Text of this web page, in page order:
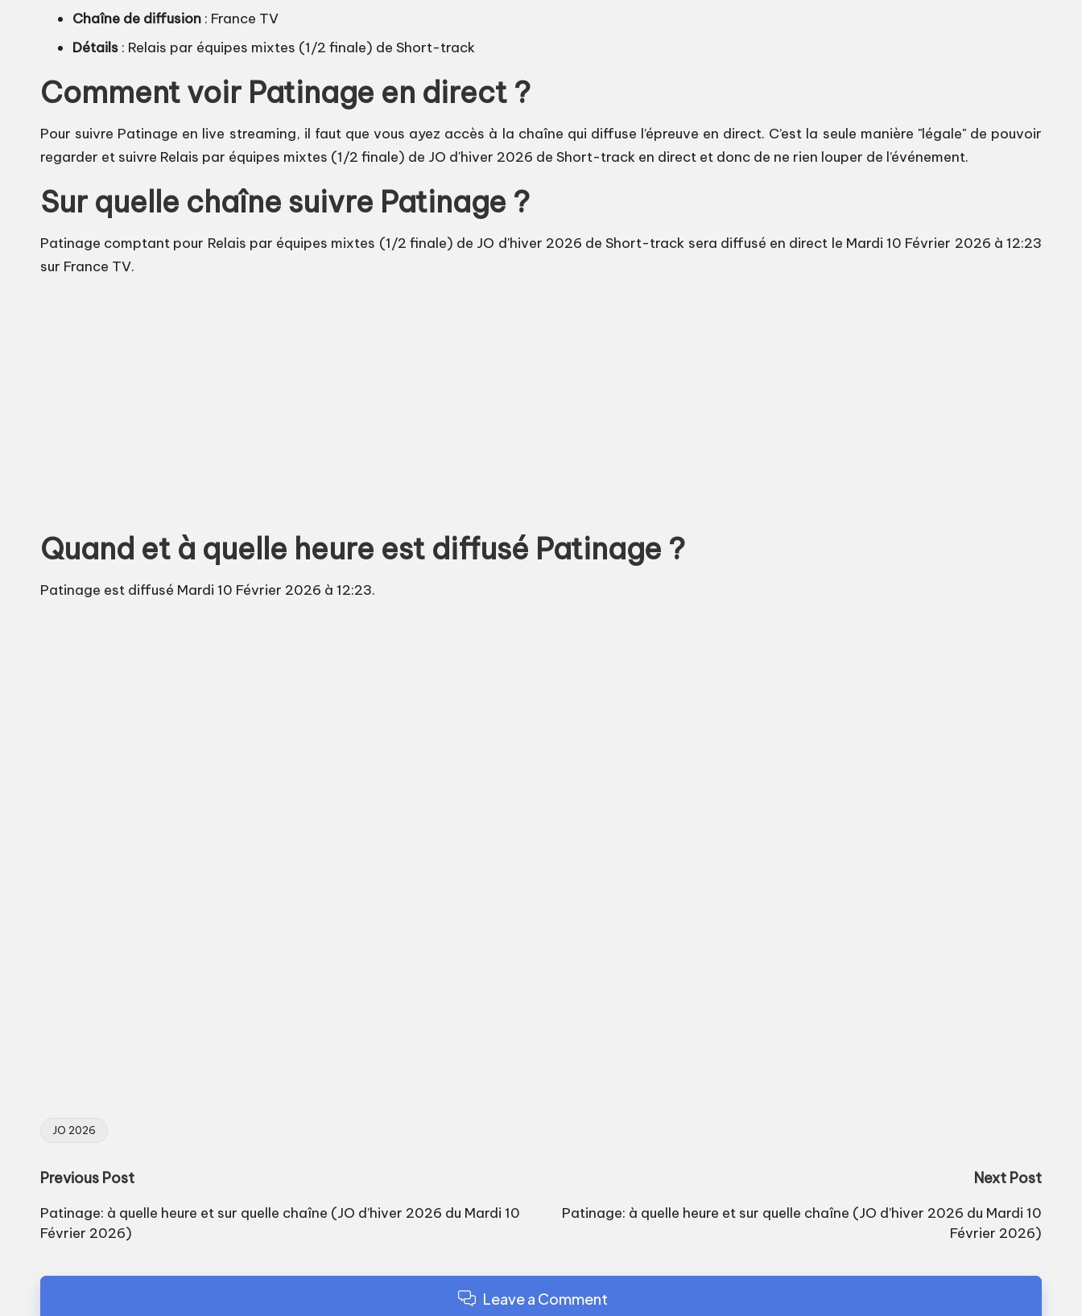
Chaîne de diffusion : France TV
Détails : Relais par équipes mixtes (1/2 finale) de Short-track
Comment voir Patinage en direct ?
Pour suivre Patinage en live streaming, il faut que vous ayez accès à la chaîne qui diffuse l’épreuve en direct. C’est la seule manière "légale" de pouvoir
regarder et suivre Relais par équipes mixtes (1/2 finale) de JO d'hiver 2026 de Short-track en direct et donc de ne rien louper de l’événement.
Sur quelle chaîne suivre Patinage ?
Patinage comptant pour Relais par équipes mixtes (1/2 finale) de JO d'hiver 2026 de Short-track sera diffusé en direct le Mardi 10 Février 2026 à 12:23
sur France TV.
Quand et à quelle heure est diffusé Patinage ?
Patinage est diffusé Mardi 10 Février 2026 à 12:23.
Tags:
JO 2026
Post
navigation
Previous Post
Patinage: à quelle heure et sur quelle chaîne (JO d’hiver 2026 du Mardi 10
Février 2026)
Next Post
Patinage: à quelle heure et sur quelle chaîne (JO d’hiver 2026 du Mardi 10
Février 2026)
Leave a Comment